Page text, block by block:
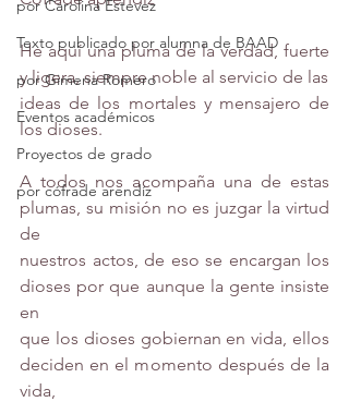
por Carolina Estevez
Texto publicado por alumna de BAAD
por Gimena Romero
Eventos académicos
Proyectos de grado
por cófrade arendíz
He aquí una pluma de la verdad, fuerte
y ligera, siempre noble al servicio de las
ideas de los mortales y mensajero de
los dioses.
A todos nos acompaña una de estas
plumas, su misión no es juzgar la virtud
de
nuestros actos, de eso se encargan los
dioses por que aunque la gente insiste
en
que los dioses gobiernan en vida, ellos
deciden en el momento después de la
vida,